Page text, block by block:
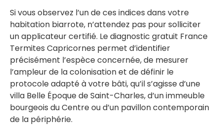
Si vous observez l’un de ces indices dans votre
habitation biarrote, n’attendez pas pour solliciter
un applicateur certifié. Le diagnostic gratuit France
Termites Capricornes permet d’identifier
précisément l’espèce concernée, de mesurer
l’ampleur de la colonisation et de définir le
protocole adapté à votre bâti, qu’il s’agisse d’une
villa Belle Époque de Saint-Charles, d’un immeuble
bourgeois du Centre ou d’un pavillon contemporain
de la périphérie.